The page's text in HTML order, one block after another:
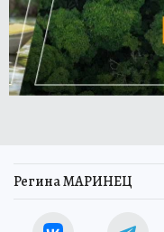
Регина МАРИНЕЦ